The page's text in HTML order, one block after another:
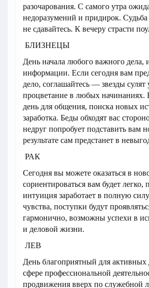
разочарования. С самого утра
недоразумений и придирок.
не сдавайтесь. К вечеру страсти
БЛИЗНЕЦЫ
День начала любого важного дела,
информации. Если сегодня вам
дело, соглашайтесь — звезды сулят
процветание в любых начинаниях.
день для общения, поиска новых
заработка. Беды обходят вас
недруг попробует подставить вам
результате сам предстанет в
РАК
Сегодня вы можете оказаться в
сориентироваться вам будет легко,
интуиция заработает в полную
чувства, поступки будут
гармонично, возможны успехи в
и деловой жизни.
ЛЕВ
День благоприятный для активных
сфере профессиональной
продвижения вверх по служебной